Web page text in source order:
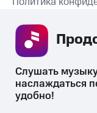
Слушать
наслаждаться
удобно!